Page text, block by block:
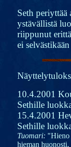
Seth
ystävällistä
riippunut
ei
10.4.2001
Sethille
15.4.2001
Sethille
Tuomari: "Hieno
hieman